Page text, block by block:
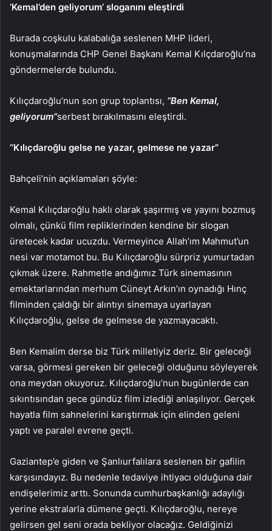
‘Kemal’den geliyorum’ sloganını eleştirdi
Burada coşkulu kalabalığa seslenen MHP lideri,
konuşmalarında CHP Genel Başkanı Kemal Kılçdaroğlu’na
göndermelerde bulundu.
Kılıçdaroğlu’nun son grup toplantısı, “Ben Kemal,
geliyorum”serbest bırakılmasını eleştirdi.
“Kılıçdaroğlu gelse ne yazar, gelmese ne yazar”
Bahçeli’nin açıklamaları şöyle:
Kemal Kılıçdaroğlu haklı olarak şaşırmış ve yayını bozmuş
olmalı, çünkü film repliklerinden kendine bir slogan
üretecek kadar ucuzdu. Vermeyince Allah’ım Mahmut’un
nesi var motamot bu. Bu Kılıçdaroğlu sürpriz yumurtadan
çıkmak üzere. Rahmetle andığımız Türk sinemasının
emektarlarından merhum Cüneyt Arkın’ın oynadığı Hınç
filminden çaldığı bir alıntıyı sinemaya uyarlayan
Kılıçdaroğlu, gelse de gelmese de yazmayacaktı.
Ben Kemalim derse biz Türk milletiyiz deriz. Bir geleceği
varsa, görmesi gereken bir geleceği olduğunu söyleyerek
ona meydan okuyoruz. Kılıçdaroğlu’nun bugünlerde can
sıkıntısından gece gündüz film izlediği anlaşılıyor. Gerçek
hayatla film sahnelerini karıştırmak için elinden geleni
yaptı ve paralel evrene geçti.
Gaziantep’e giden ve Şanlıurfalılara seslenen bir gafilin
karşısındayız. Bu nedenle tedaviye ihtiyacı olduğuna dair
endişelerimiz arttı. Sonunda cumhurbaşkanlığı adaylığı
yerine ekstralarla dümene geçti. Kılıçdaroğlu, nereye
gelirsen gel seni orada bekliyor olacağız. Geldiğinizi